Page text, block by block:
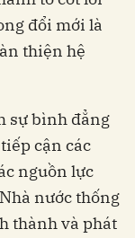
đổi mới là
thiện hệ
sự bình đẳng
cận các
nguồn lực
nước thống
thành và phát